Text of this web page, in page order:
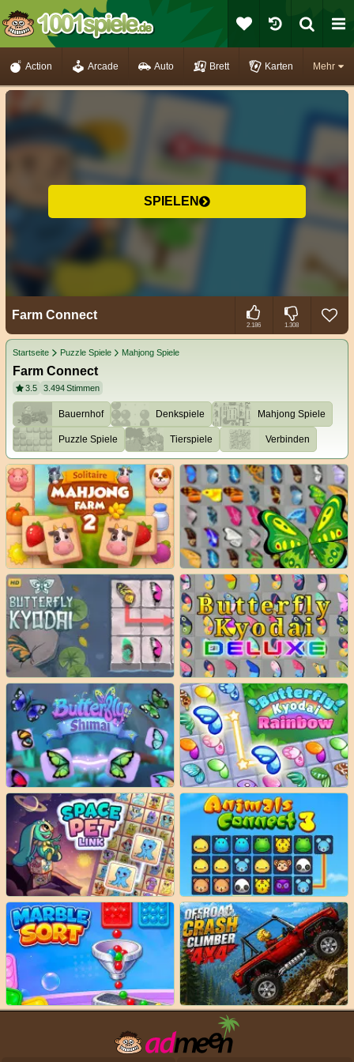
Mehr
Action Arcade Auto Brett Karten
SPIELEN
Farm Connect
2.186 1.308
Startseite Puzzle Spiele Mahjong Spiele
Farm Connect
3.5 3.494Stimmen
Bauernhof Denkspiele Mahjong Spiele
Puzzle Spiele Tierspiele Verbinden